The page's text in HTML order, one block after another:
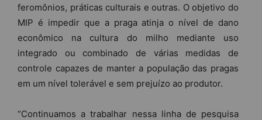
feromônios, práticas culturais e outras. O objetivo do
MIP é impedir que a praga atinja o nível de dano
econômico na cultura do milho mediante uso
integrado ou combinado de várias medidas de
controle capazes de manter a população das pragas
em um nível tolerável e sem prejuízo ao produtor.
“Continuamos a trabalhar nessa linha de pesquisa